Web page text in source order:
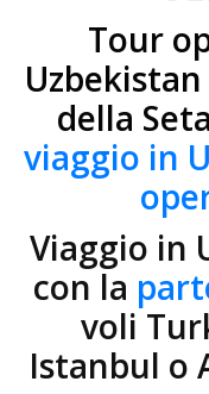
Tour
della
viaggio in
Viaggio in
con la
voli
Istanbul o